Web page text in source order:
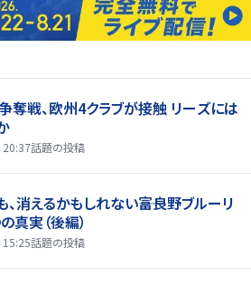
奪戦、欧州4クラブが接触 リーズには
話題の投稿
消えるかもしれない――富良野ブルーリ
真実（後編）
話題の投稿